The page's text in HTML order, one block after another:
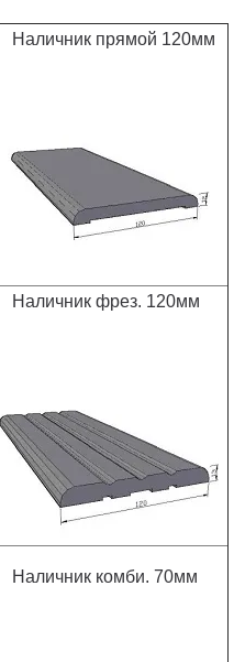
Наличник прямой 120мм
Наличник фрез. 120мм
Наличник комби. 70мм